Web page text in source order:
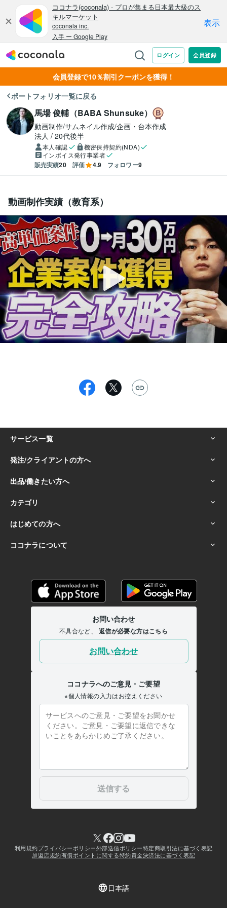
会員登録で10％割引クーポンを獲得！
ポートフォリオ一覧に戻る
馬場 俊輔（BABA Shunsuke）
動画制作/サムネイル作成/企画・台本作成
法人
20代後半
本人確認
機密保持契約(NDA)
インボイス発行事業者
販売実績20 評価 4.9 フォロワー9
動画制作実績（教育系）